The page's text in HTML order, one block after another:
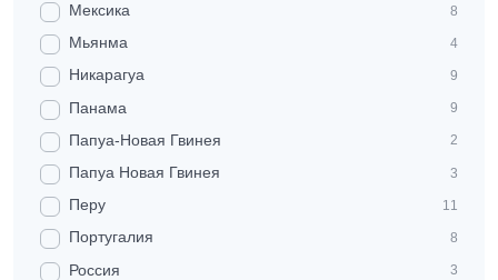
Мексика 8
Мьянма 4
Никарагуа 9
Панама 9
Папуа-Новая Гвинея 2
Папуа Новая Гвинея 3
Перу 11
Португалия 8
Россия 3